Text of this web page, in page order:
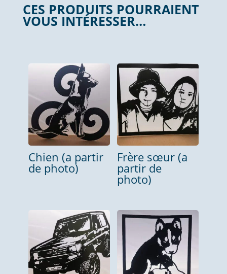
CES PRODUITS POURRAIENT
VOUS INTÉRESSER…
Chien (a partir
de photo)
Frère sœur (a
partir de
photo)